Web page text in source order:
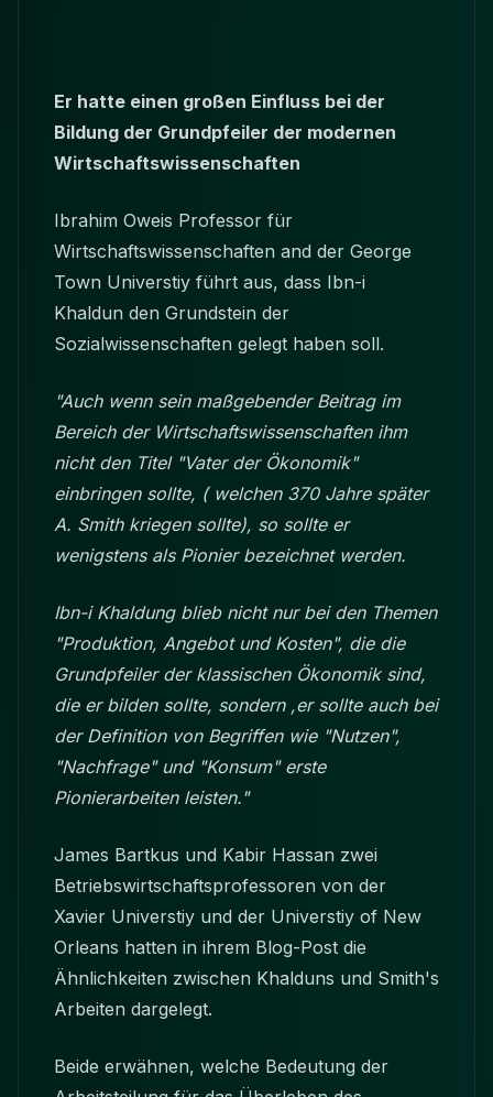
Er hatte einen großen Einfluss bei der
Bildung der Grundpfeiler der modernen
Wirtschaftswissenschaften
Ibrahim Oweis Professor für
Wirtschaftswissenschaften and der George
Town Universtiy führt aus, dass Ibn-i
Khaldun den Grundstein der
Sozialwissenschaften gelegt haben soll.
"Auch wenn sein maßgebender Beitrag im
Bereich der Wirtschaftswissenschaften ihm
nicht den Titel "Vater der Ökonomik"
einbringen sollte, ( welchen 370 Jahre später
A. Smith kriegen sollte), so sollte er
wenigstens als Pionier bezeichnet werden.
Ibn-i Khaldung blieb nicht nur bei den Themen
"Produktion, Angebot und Kosten", die die
Grundpfeiler der klassischen Ökonomik sind,
die er bilden sollte, sondern ,er sollte auch bei
der Definition von Begriffen wie "Nutzen",
"Nachfrage" und "Konsum" erste
Pionierarbeiten leisten."
James Bartkus und Kabir Hassan zwei
Betriebswirtschaftsprofessoren von der
Xavier Universtiy und der Universtiy of New
Orleans hatten in ihrem Blog-Post die
Ähnlichkeiten zwischen Khalduns und Smith's
Arbeiten dargelegt.
Beide erwähnen, welche Bedeutung der